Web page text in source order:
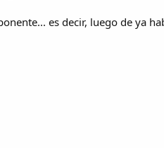
es decir, luego de ya